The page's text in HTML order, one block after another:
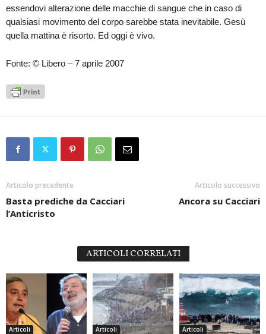
essendovi alterazione delle macchie di sangue che in caso di
qualsiasi movimento del corpo sarebbe stata inevitabile. Gesù
quella mattina è risorto. Ed oggi è vivo.
Fonte: © Libero – 7 aprile 2007
Articolo precedente
Basta prediche da Cacciari
l’Anticristo
Articolo successivo
Ancora su Cacciari
ARTICOLI CORRELATI
Articoli Articoli Articoli